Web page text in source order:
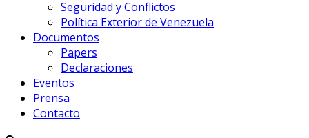
Seguridad y Conflictos
Política Exterior de Venezuela
Documentos
Papers
Declaraciones
Eventos
Prensa
Contacto